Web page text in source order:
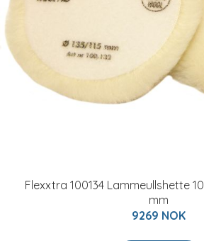
Flexxtra 100134 Lammeullshette
mm
9269 NOK